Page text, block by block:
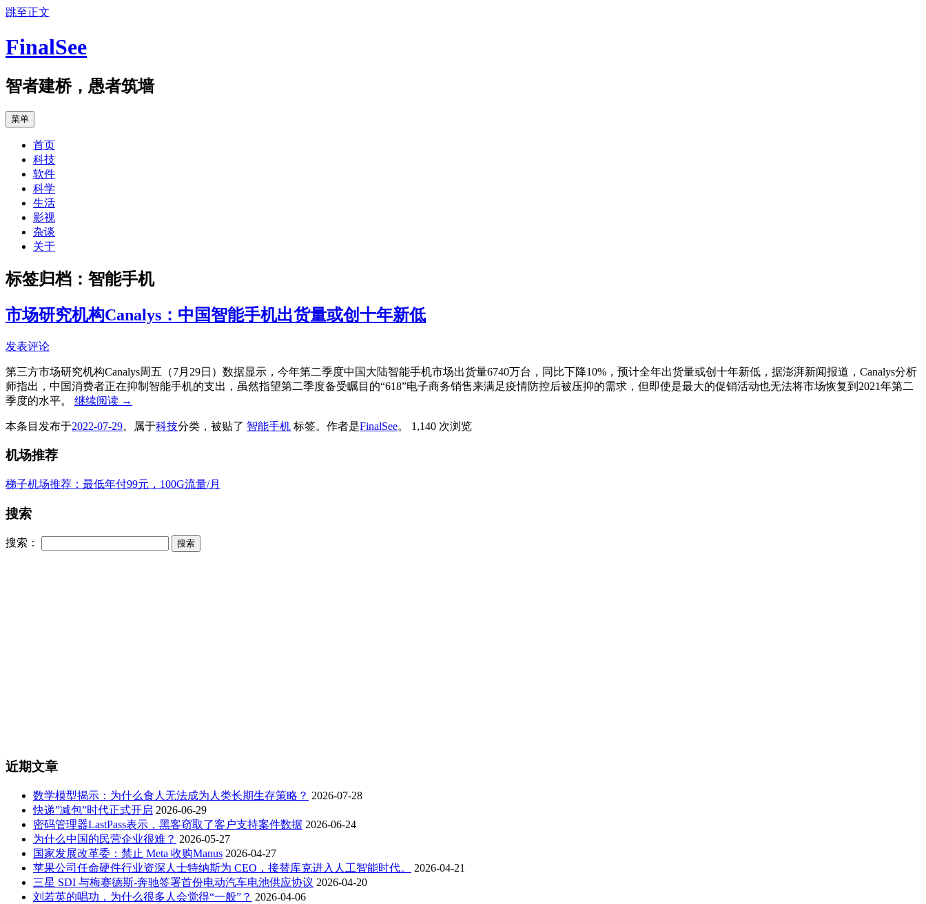
跳至正文
FinalSee
智者建桥，愚者筑墙
菜单
首页
科技
软件
科学
生活
影视
杂谈
关于
标签归档： 智能手机
市场研究机构Canalys：中国智能手机出货量或创十年新低
发表评论
第三方市场研究机构Canalys周五（7月29日）数据显示，今年第二季度中国大陆智能手机市场出货量6740万台，同比下降10%，预计全年出货量或创十年新低，据澎湃新闻报道，Canalys分析
师指出，中国消费者正在抑制智能手机的支出，虽然指望第二季度备受瞩目的“618”电子商务销售来满足疫情防控后被压抑的需求，但即使是最大的促销活动也无法将市场恢复到2021年第二
季度的水平。 继续阅读 →
本条目发布于2022-07-29。属于科技分类，被贴了 智能手机 标签。 作者是FinalSee。 1,140 次浏览
机场推荐
梯子机场推荐：最低年付99元，100G流量/月
搜索
搜索：
近期文章
数学模型揭示：为什么食人无法成为人类长期生存策略？ 2026-07-28
快递”减包”时代正式开启 2026-06-29
密码管理器LastPass表示，黑客窃取了客户支持案件数据 2026-06-24
为什么中国的民营企业很难？ 2026-05-27
国家发展改革委：禁止 Meta 收购Manus 2026-04-27
苹果公司任命硬件行业资深人士特纳斯为 CEO，接替库克进入人工智能时代。
2026-04-21
三星 SDI 与梅赛德斯-奔驰签署首份电动汽车电池供应协议 2026-04-20
刘若英的唱功，为什么很多人会觉得“一般”？ 2026-04-06